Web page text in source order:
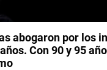
abogaron por los
Con 90 y 95